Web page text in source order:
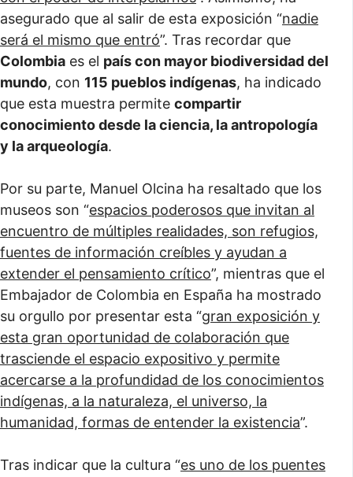
asegurado que al salir de esta exposición “nadie
será el mismo que entró”. Tras recordar que
Colombia es el país con mayor biodiversidad del
mundo, con 115 pueblos indígenas, ha indicado
que esta muestra permite compartir
conocimiento desde la ciencia, la antropología
y la arqueología.
Por su parte, Manuel Olcina ha resaltado que los
museos son “espacios poderosos que invitan al
encuentro de múltiples realidades, son refugios,
fuentes de información creíbles y ayudan a
extender el pensamiento crítico”, mientras que el
Embajador de Colombia en España ha mostrado
su orgullo por presentar esta “gran exposición y
esta gran oportunidad de colaboración que
trasciende el espacio expositivo y permite
acercarse a la profundidad de los conocimientos
indígenas, a la naturaleza, el universo, la
humanidad, formas de entender la existencia”.
Tras indicar que la cultura “es uno de los puentes